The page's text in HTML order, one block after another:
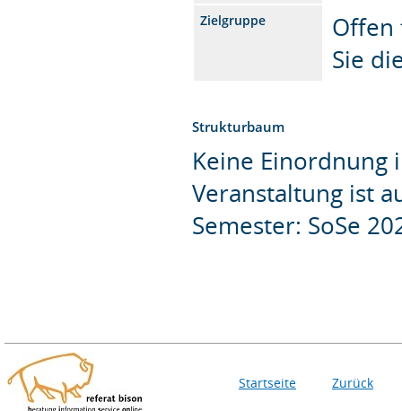
Zielgruppe
Offen
Sie
Strukturbaum
Keine Einordnung
Veranstaltung ist
Semester: SoSe
Startseite Zurück